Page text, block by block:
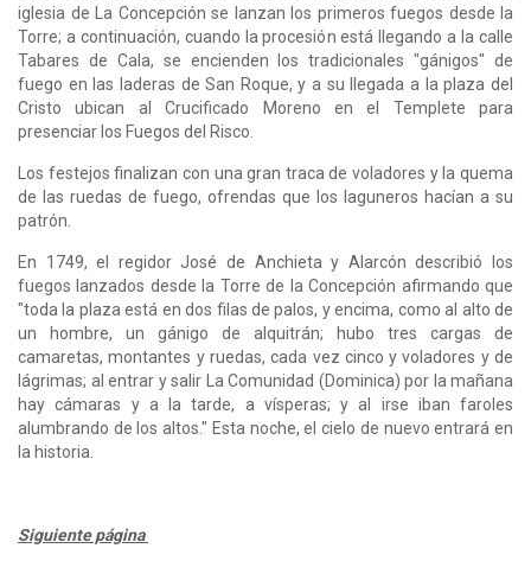
iglesia de La Concepción se lanzan los primeros fuegos desde la
Torre; a continuación, cuando la procesión está llegando a la calle
Tabares de Cala, se encienden los tradicionales "gánigos" de
fuego en las laderas de San Roque, y a su llegada a la plaza del
Cristo ubican al Crucificado Moreno en el Templete para
presenciar los Fuegos del Risco.
Los festejos finalizan con una gran traca de voladores y la quema
de las ruedas de fuego, ofrendas que los laguneros hacían a su
patrón.
En 1749, el regidor José de Anchieta y Alarcón describió los
fuegos lanzados desde la Torre de la Concepción afirmando que
"toda la plaza está en dos filas de palos, y encima, como al alto de
un hombre, un gánigo de alquitrán; hubo tres cargas de
camaretas, montantes y ruedas, cada vez cinco y voladores y de
lágrimas; al entrar y salir La Comunidad (Dominica) por la mañana
hay cámaras y a la tarde, a vísperas; y al irse iban faroles
alumbrando de los altos." Esta noche, el cielo de nuevo entrará en
la historia.
Siguiente página